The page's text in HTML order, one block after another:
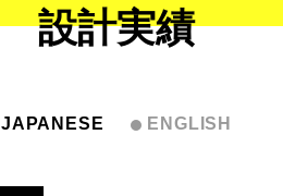
設計実績
JAPANESE ENGLISH